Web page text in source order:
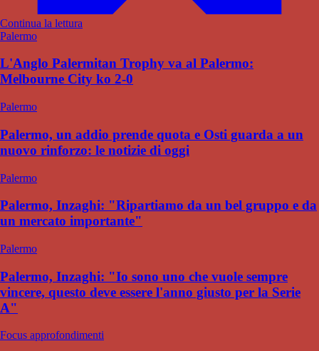
Continua la lettura
Palermo
L'Anglo Palermitan Trophy va al Palermo:
Melbourne City ko 2-0
Palermo
Palermo, un addio prende quota e Osti guarda a un
nuovo rinforzo: le notizie di oggi
Palermo
Palermo, Inzaghi: "Ripartiamo da un bel gruppo e da
un mercato importante"
Palermo
Palermo, Inzaghi: "Io sono uno che vuole sempre
vincere, questo deve essere l'anno giusto per la Serie
A"
Focus approfondimenti